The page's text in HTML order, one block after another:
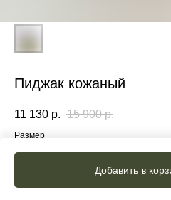
Пиджак кожаный
11 130 р. 15 900 р.
Размер
XS-S
M-L
Добавить в
Цвет: Коричневый